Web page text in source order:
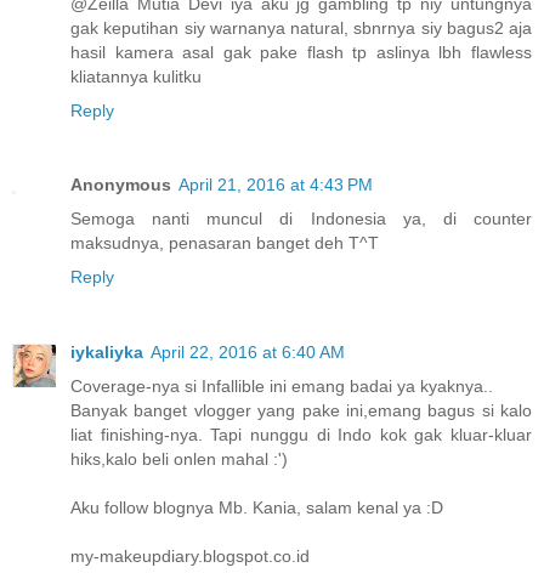
gak keputihan siy warnanya natural, sbnrnya siy bagus2 aja
hasil kamera asal gak pake flash tp aslinya lbh flawless
kliatannya kulitku
Reply
Anonymous April 21, 2016 at 4:43 PM
Semoga nanti muncul di Indonesia ya, di counter
maksudnya, penasaran banget deh T^T
Reply
iykaliyka April 22, 2016 at 6:40 AM
Coverage-nya si Infallible ini emang badai ya kyaknya..
Banyak banget vlogger yang pake ini,emang bagus si kalo
liat finishing-nya. Tapi nunggu di Indo kok gak kluar-kluar
hiks,kalo beli onlen mahal :')
Aku follow blognya Mb. Kania, salam kenal ya :D
my-makeupdiary.blogspot.co.id